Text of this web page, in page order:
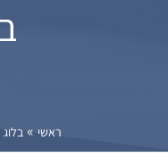
ראשי »בלוג